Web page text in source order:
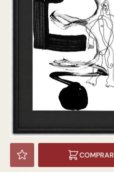
COMPRAR